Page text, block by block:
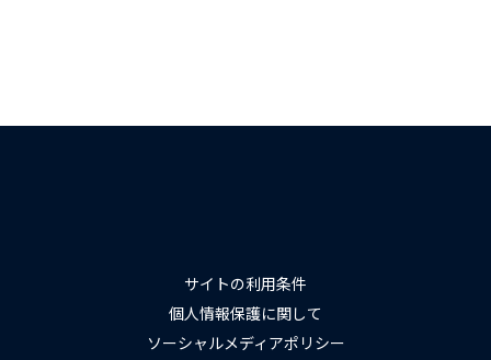
サイトの利用条件
個人情報保護に関して
ソーシャルメディアポリシー